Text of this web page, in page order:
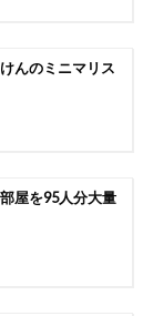
んのミニマリス
屋を95人分大量